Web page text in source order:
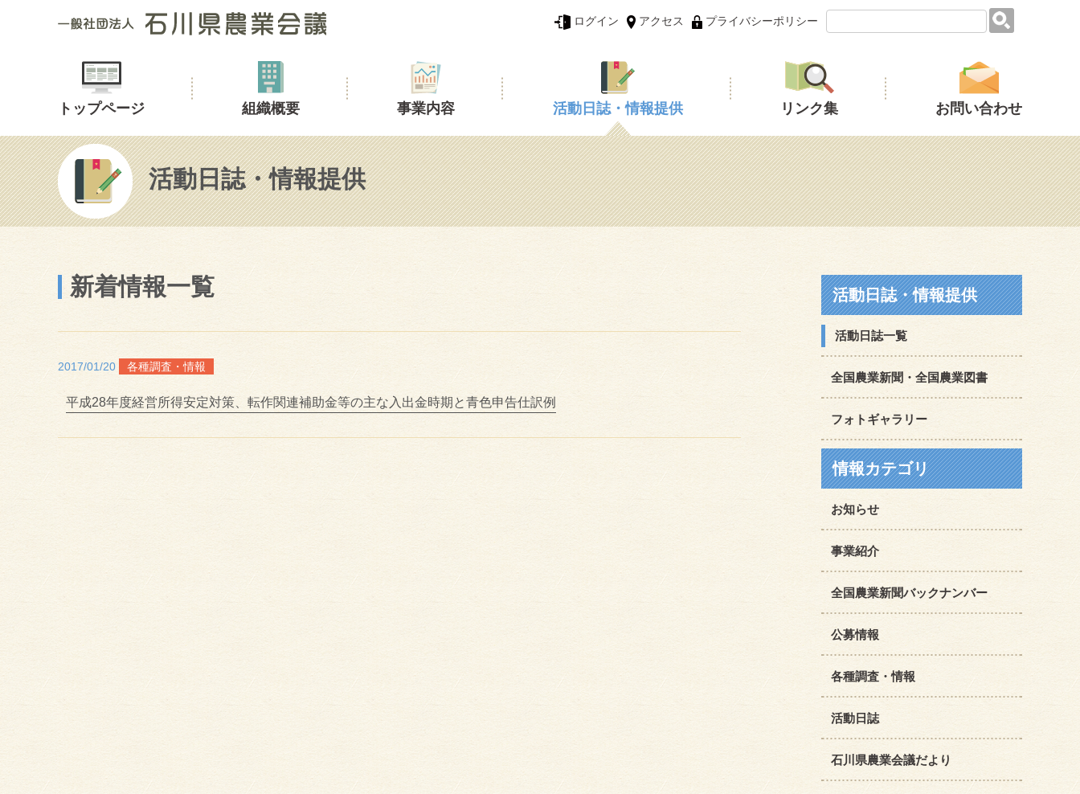
ログイン アクセス プライバシーポリシー
トップページ 組織概要 事業内容 活動日誌・情報提供 リンク集 お問い合わせ
活動日誌・情報提供
新着情報一覧
2017/01/20 各種調査・情報
平成28年度経営所得安定対策、転作関連補助金等の主な入出金時期と青色申告仕訳例
活動日誌・情報提供
活動日誌一覧
全国農業新聞・全国農業図書
フォトギャラリー
情報カテゴリ
お知らせ
事業紹介
全国農業新聞バックナンバー
公募情報
各種調査・情報
活動日誌
石川県農業会議だより